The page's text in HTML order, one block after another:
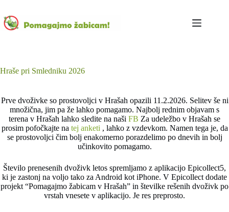
content
Hraše pri Smledniku 2026
Prve dvoživke so prostovoljci v Hrašah opazili 11.2.2026. Selitev še ni
množična, jim pa že lahko pomagamo. Najbolj rednim objavam s
terena v Hrašah lahko sledite na naši FB Za udeležbo v Hrašah se
prosim pofočkajte na tej anketi , lahko z vzdevkom. Namen tega je, da
se prostovoljci čim bolj enakomerno porazdelimo po dnevih in bolj
učinkovito pomagamo.
Število prenesenih dvoživk letos spremljamo z aplikacijo Epicollect5,
ki je zastonj na voljo tako za Android kot iPhone. V Epicollect dodate
projekt “Pomagajmo žabicam v Hrašah” in številke rešenih dvoživk po
vrstah vnesete v aplikacijo. Je res preprosto.